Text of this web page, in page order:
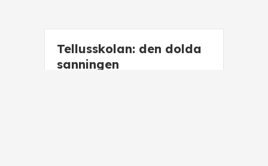
Tellusskolan: den dolda
sanningen